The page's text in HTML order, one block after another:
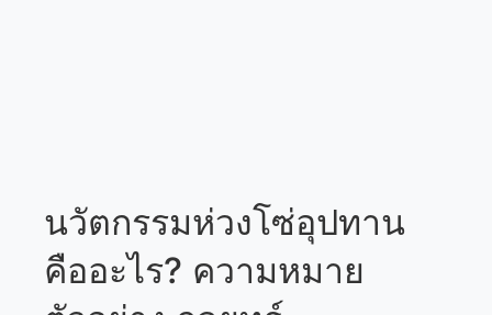
นวัตกรรมห่วงโซ่อุปทาน
คืออะไร? ความหมาย